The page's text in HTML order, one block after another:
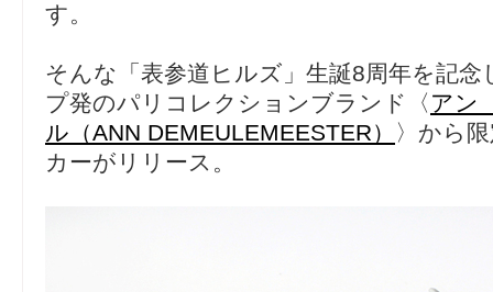
す。
そんな「表参道ヒルズ」生誕8周年を記
プ発のパリコレクションブランド〈 アン
ル（ANN DEMEULEMEESTER）
〉から
カーがリリース。